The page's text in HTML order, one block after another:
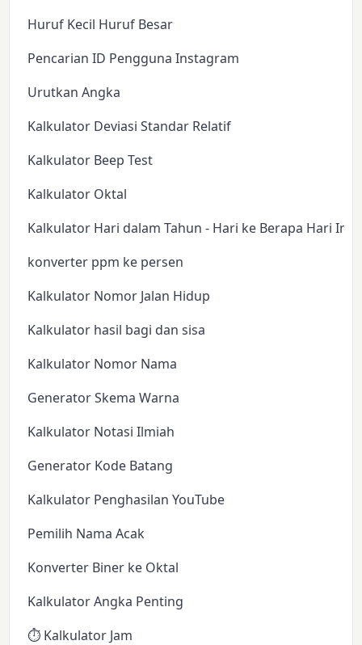
Huruf Kecil Huruf Besar
Pencarian ID Pengguna Instagram
Urutkan Angka
Kalkulator Deviasi Standar Relatif
Kalkulator Beep Test
Kalkulator Oktal
Kalkulator Hari dalam Tahun - Hari ke Berapa Hari Ini?
konverter ppm ke persen
Kalkulator Nomor Jalan Hidup
Kalkulator hasil bagi dan sisa
Kalkulator Nomor Nama
Generator Skema Warna
Kalkulator Notasi Ilmiah
Generator Kode Batang
Kalkulator Penghasilan YouTube
Pemilih Nama Acak
Konverter Biner ke Oktal
Kalkulator Angka Penting
⏱️ Kalkulator Jam